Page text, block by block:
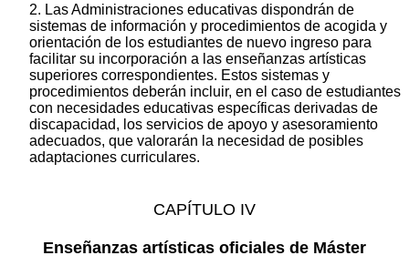
2. Las Administraciones educativas dispondrán de
sistemas de información y procedimientos de acogida y
orientación de los estudiantes de nuevo ingreso para
facilitar su incorporación a las enseñanzas artísticas
superiores correspondientes. Estos sistemas y
procedimientos deberán incluir, en el caso de estudiantes
con necesidades educativas específicas derivadas de
discapacidad, los servicios de apoyo y asesoramiento
adecuados, que valorarán la necesidad de posibles
adaptaciones curriculares.
CAPÍTULO IV
Enseñanzas artísticas oficiales de Máster